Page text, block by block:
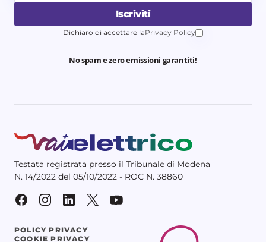
Iscriviti
Dichiaro di accettare laPrivacy Policy
No spam e zero emissioni garantiti!
Testata registrata presso il Tribunale di Modena
N. 14/2022 del 05/10/2022 - ROC N. 38860
POLICY PRIVACY
COOKIE PRIVACY